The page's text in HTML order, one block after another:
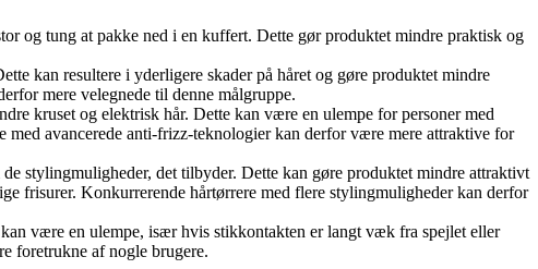
og tung at pakke ned i en kuffert. Dette gør produktet mindre praktisk og
kan resultere i yderligere skader på håret og gøre produktet mindre
mere velegnede til denne målgruppe.
kruset og elektrisk hår. Dette kan være en ulempe for personer med
avancerede anti-frizz-teknologier kan derfor være mere attraktive for
stylingmuligheder, det tilbyder. Dette kan gøre produktet mindre attraktivt
frisurer. Konkurrerende hårtørrere med flere stylingmuligheder kan derfor
være en ulempe, især hvis stikkontakten er langt væk fra spejlet eller
foretrukne af nogle brugere.